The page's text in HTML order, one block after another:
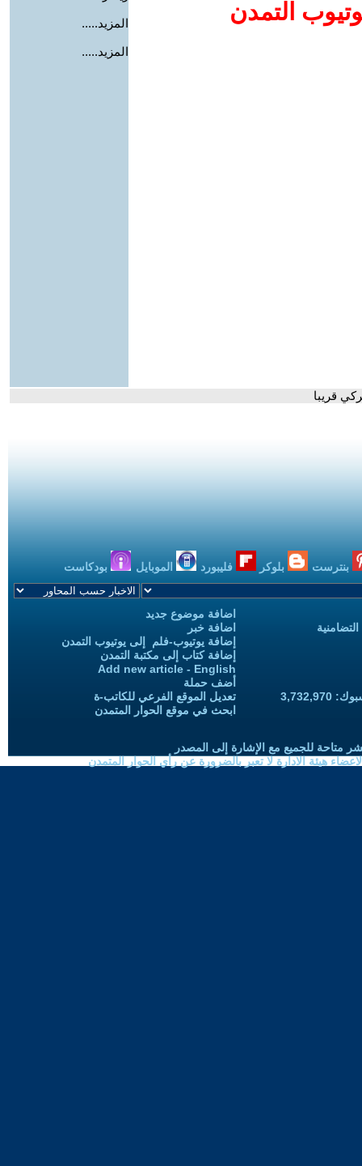
التمدن المزيد.....
المزيد.....
قريبا
بنترست بلوكر فليبورد الموبايل بودكاست
اضافة موضوع جديد
اضافة خبر
إضافة يوتيوب-فلم إلى يوتيوب التمدن
إضافة كتاب إلى مكتبة التمدن
Add new article - English
أضف حملة
تعديل الموقع الفرعي للكاتب-ة
ابحث في موقع الحوار المتمدن
متاحة للجميع مع الإشارة إلى المصدر
هيئة الادارة لا تعبر بالضرورة عن رأي الحوار المتمدن